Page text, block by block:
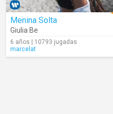
Menina Solta
Giulia Be
6 años | 10793 jugadas
marcelat